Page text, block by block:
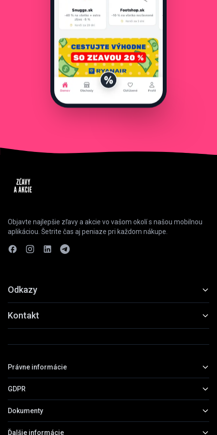
Objavte najlepšie zľavy a akcie vo vašom okolí s našou mobilnou
aplikáciou. Šetrite čas aj peniaze pri každom nákupe.
Odkazy
Funkcie
Ukážky
Stiahnuť
Kontakt
Praha, Česká republika
Právne informácie
Základné informácie
Zásady ochrany osobných údajov
GDPR
Všeobecné informácie
Dokumenty
Prehľad dokumentov
Ďalšie informácie